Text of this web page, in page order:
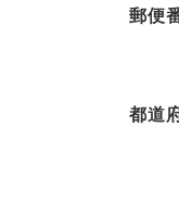
郵便
都道